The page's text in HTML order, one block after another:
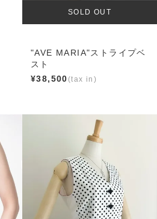
SOLD OUT
"AVE MARIA"ストライプベ
スト
¥38,500